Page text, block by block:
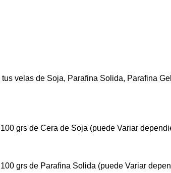
velas de Soja, Parafina Solida, Parafina
grs de Cera de Soja (puede Variar
grs de Parafina Solida (puede Variar